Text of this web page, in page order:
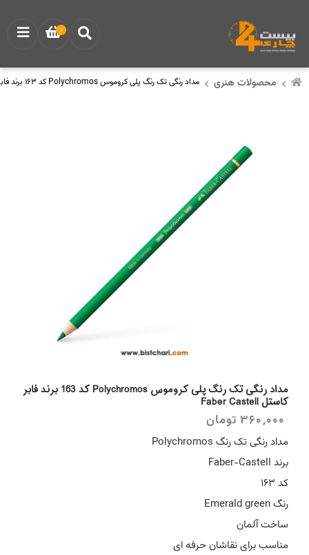
محصولات هنری مداد رنگی تک رنگ پلی کروموس Polychromos کد 163 برند فابر کاستل Faber Castell
مداد رنگی تک رنگ پلی کروموس Polychromos کد 163 برند فابر
کاستل Faber Castell
360,000 تومان
مداد رنگی تک رنگ Polychromos
برند Faber-Castell
کد 163
رنگ Emerald green
ساخت آلمان
مناسب برای نقاشان حرفه ای
0